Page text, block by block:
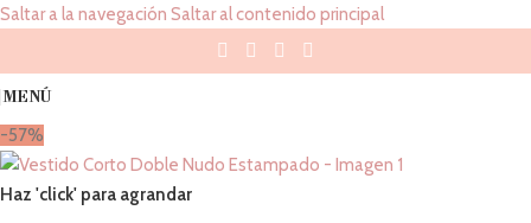
Saltar a la navegación Saltar al contenido principal
MENÚ
-57%
Haz 'click' para agrandar